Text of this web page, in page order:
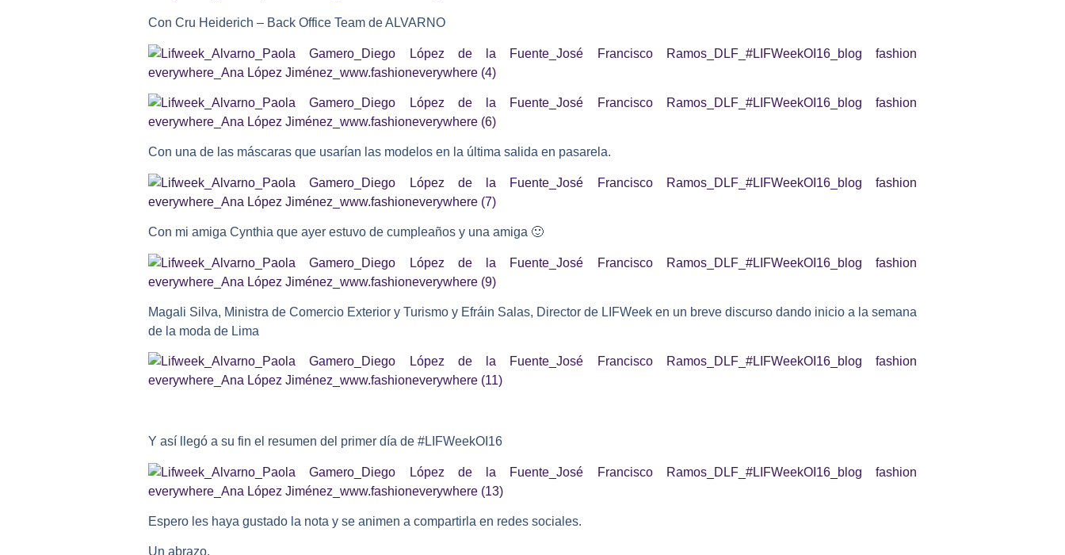
Con Cru Heiderich – Back Office Team de ALVARNO
Con una de las máscaras que usarían las modelos en la última salida en pasarela.
Con mi amiga Cynthia que ayer estuvo de cumpleaños y una amiga 🙂
Magali Silva, Ministra de Comercio Exterior y Turismo y Efráin Salas, Director de LIFWeek en un breve discurso dando inicio a la semana
de la moda de Lima
Y así llegó a su fin el resumen del primer día de #LIFWeekOI16
Espero les haya gustado la nota y se animen a compartirla en redes sociales.
Un abrazo,